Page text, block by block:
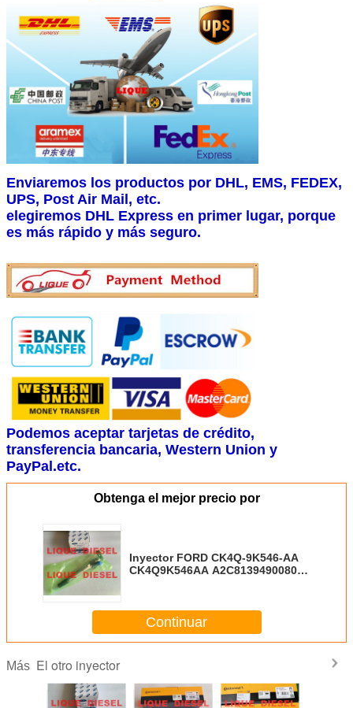
Enviaremos los productos por DHL, EMS, FEDEX,
UPS, Post Air Mail, etc.
elegiremos DHL Express en primer lugar, porque
es más rápido y más seguro.
Podemos aceptar tarjetas de crédito,
transferencia bancaria, Western Union y
PayPal.etc.
Obtenga el mejor precio por
Inyector FORD CK4Q-9K546-AA
CK4Q9K546AA A2C8139490080
Continuar
Más El otro inyector